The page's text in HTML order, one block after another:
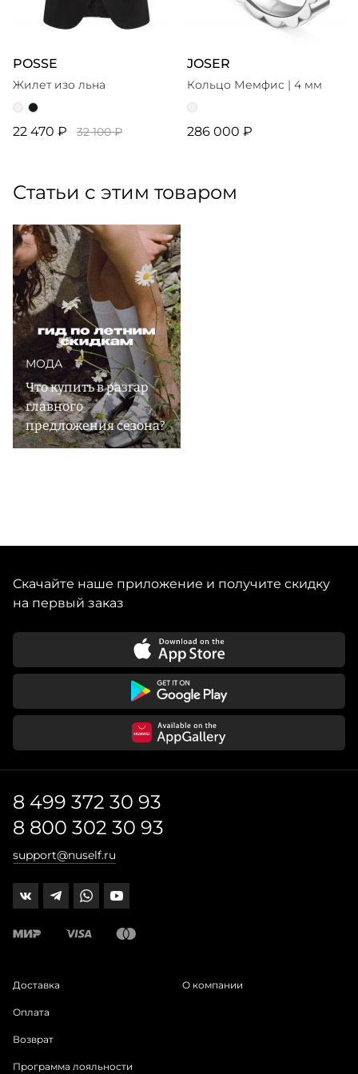
POSSE
Жилет изо льна
22 470 ₽ 32 100 ₽
JOSER
Кольцо Мемфис | 4 мм
286 000 ₽
Статьи с этим товаром
МОДА
Что купить в разгар
главного
предложения сезона?
Скачайте наше приложение и получите скидку
на первый заказ
8 499 372 30 93
8 800 302 30 93
support@nuself.ru
Доставка
Оплата
Возврат
Программа лояльности
О компании